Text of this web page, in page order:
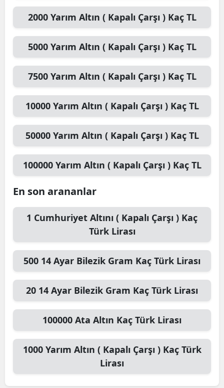
2000 Yarım Altın ( Kapalı Çarşı )Kaç TL
5000 Yarım Altın ( Kapalı Çarşı )Kaç TL
7500 Yarım Altın ( Kapalı Çarşı )Kaç TL
10000 Yarım Altın ( Kapalı Çarşı )Kaç TL
50000 Yarım Altın ( Kapalı Çarşı )Kaç TL
100000 Yarım Altın ( Kapalı Çarşı )Kaç TL
En son arananlar
1 Cumhuriyet Altını ( Kapalı Çarşı ) Kaç
Türk Lirası
500 14 Ayar Bilezik Gram Kaç Türk Lirası
20 14 Ayar Bilezik Gram Kaç Türk Lirası
100000 Ata Altın Kaç Türk Lirası
1000 Yarım Altın ( Kapalı Çarşı )Kaç Türk
Lirası